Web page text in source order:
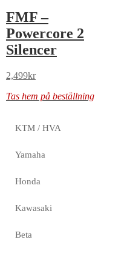
FMF –
Powercore 2
Silencer
2,499kr
Tas hem på beställning
KTM / HVA
Yamaha
Honda
Kawasaki
Beta